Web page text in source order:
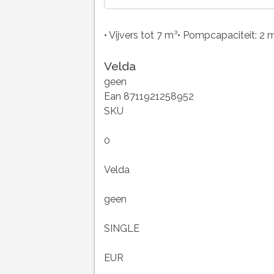
• Vijvers tot 7 m³• Pompcapaciteit: 2
Velda
geen
Ean 8711921258952
SKU
0
Velda
geen
SINGLE
EUR